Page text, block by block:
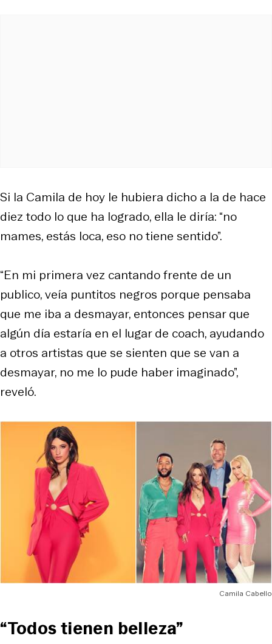
Si la Camila de hoy le hubiera dicho a la de hace
diez todo lo que ha logrado, ella le diría: “no
mames, estás loca, eso no tiene sentido”.
“En mi primera vez cantando frente de un
publico, veía puntitos negros porque pensaba
que me iba a desmayar, entonces pensar que
algún día estaría en el lugar de coach, ayudando
a otros artistas que se sienten que se van a
desmayar, no me lo pude haber imaginado”,
reveló.
Camila Cabello
“Todos tienen belleza”